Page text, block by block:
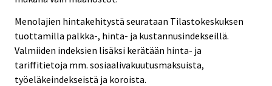
Menolajien hintakehitystä seurataan Tilastokeskuksen
tuottamilla palkka-, hinta- ja kustannusindekseillä.
Valmiiden indeksien lisäksi kerätään hinta- ja
tariffitietoja mm. sosiaalivakuutusmaksuista,
työeläkeindekseistä ja koroista.